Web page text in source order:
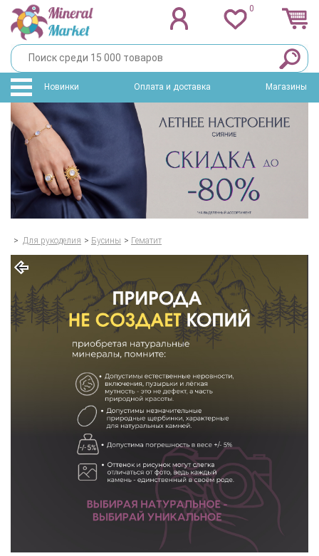
0
Новинки Оплата и доставка Магазины
> Для рукоделия > Бусины > Гематит